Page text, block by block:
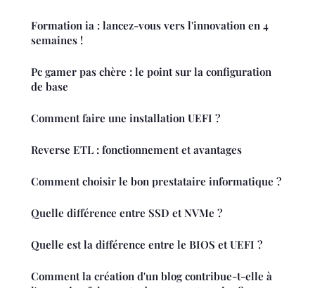
Formation ia : lancez-vous vers l'innovation en 4
semaines !
Pc gamer pas chère : le point sur la configuration
de base
Comment faire une installation UEFI ?
Reverse ETL : fonctionnement et avantages
Comment choisir le bon prestataire informatique ?
Quelle différence entre SSD et NVMe ?
Quelle est la différence entre le BIOS et UEFI ?
Comment la création d'un blog contribue-t-elle à